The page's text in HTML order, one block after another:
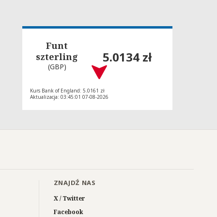
Funt
szterling
(GBP)
5.0134 zł
Kurs Bank of England: 5.0161 zł
Aktualizacja: 03:45:01 07-08-2026
ZNAJDŹ NAS
X / Twitter
Facebook